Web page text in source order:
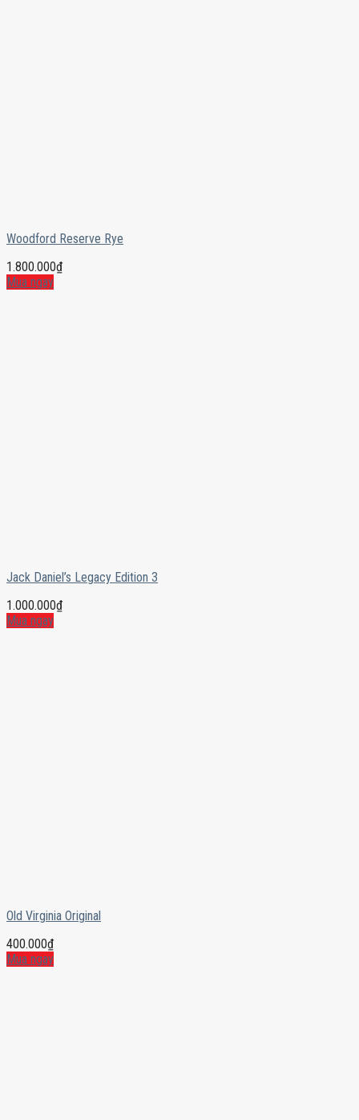
Woodford Reserve Rye
1.800.000₫
Mua ngay
Jack Daniel’s Legacy Edition 3
1.000.000₫
Mua ngay
Old Virginia Original
400.000₫
Mua ngay